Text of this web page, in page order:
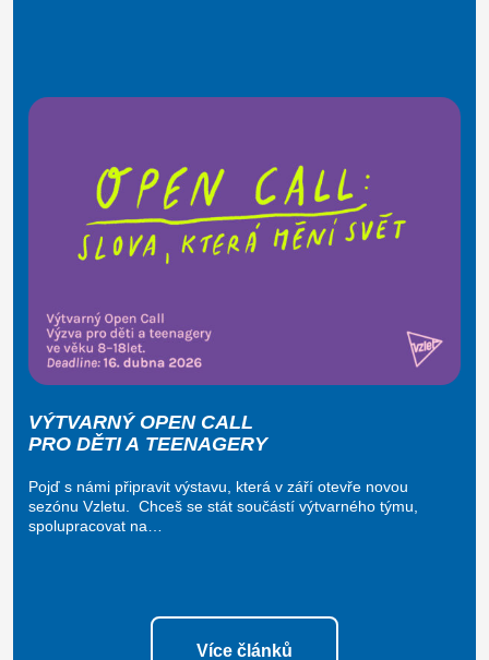
VÝTVARNÝ OPEN CALL
PRO DĚTI A TEENAGERY
Pojď s námi připravit výstavu, která v září otevře novou
sezónu Vzletu. Chceš se stát součástí výtvarného týmu,
spolupracovat na…
Více článků